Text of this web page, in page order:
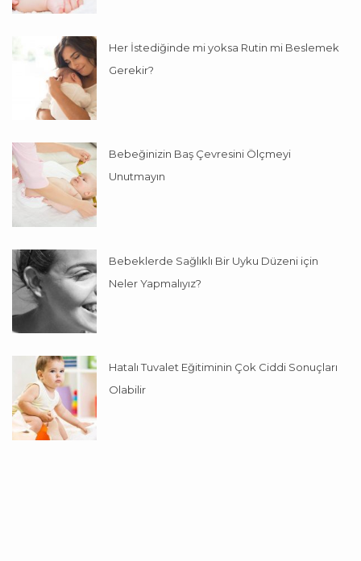
Her İstediğinde mi yoksa Rutin mi Beslemek
Gerekir?
Bebeğinizin Baş Çevresini Ölçmeyi
Unutmayın
Bebeklerde Sağlıklı Bir Uyku Düzeni için
Neler Yapmalıyız?
Hatalı Tuvalet Eğitiminin Çok Ciddi Sonuçları
Olabilir